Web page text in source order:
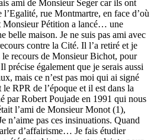
ami de Monsieur Seger car ils ont
rue Montmartre, en face d’où
Monsieur Pétition a lancé… une
belle maison. Je ne suis pas ami avec
contre la Cité. Il l’a retiré et je
le recours de Monsieur Bichot, pour
précise également que je serais aussi
mais ce n’est pas moi qui ai signé
RPR de l’époque et il est dans la
par Robert Poujade en 1991 qui nous
l’ami de Monsieur Monot (1),
n’aime pas ces insinuations. Quand
d’affairisme… Je fais étudier